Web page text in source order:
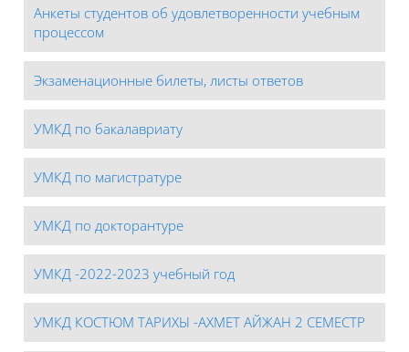
Анкеты студентов об удовлетворенности учебным
процессом
Экзаменационные билеты, листы ответов
УМКД по бакалавриату
УМКД по магистратуре
УМКД по докторантуре
УМКД -2022-2023 учебный год
УМКД КОСТЮМ ТАРИХЫ -АХМЕТ АЙЖАН 2 СЕМЕСТР